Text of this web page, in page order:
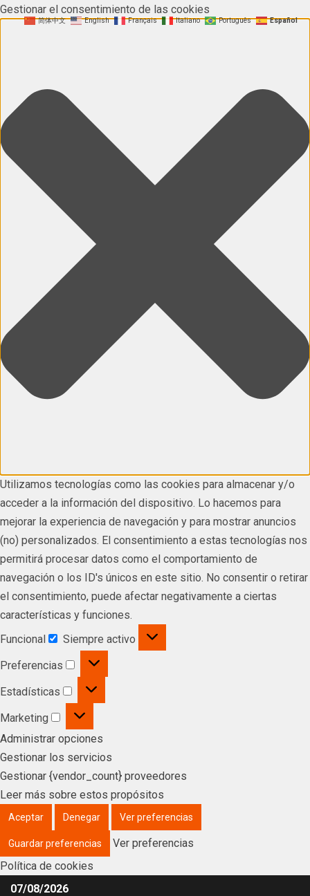
Gestionar el consentimiento de las cookies
Utilizamos tecnologías como las cookies para almacenar y/o
acceder a la información del dispositivo. Lo hacemos para
mejorar la experiencia de navegación y para mostrar anuncios
(no) personalizados. El consentimiento a estas tecnologías nos
permitirá procesar datos como el comportamiento de
navegación o los ID's únicos en este sitio. No consentir o retirar
el consentimiento, puede afectar negativamente a ciertas
características y funciones.
Funcional
Siempre activo
Preferencias
Estadísticas
Marketing
Administrar opciones
Gestionar los servicios
Gestionar {vendor_count} proveedores
Leer más sobre estos propósitos
Aceptar Denegar Ver preferencias
Guardar preferencias
Ver preferencias
Política de cookies
07/08/2026
简体中文 English Français Italiano Português Español